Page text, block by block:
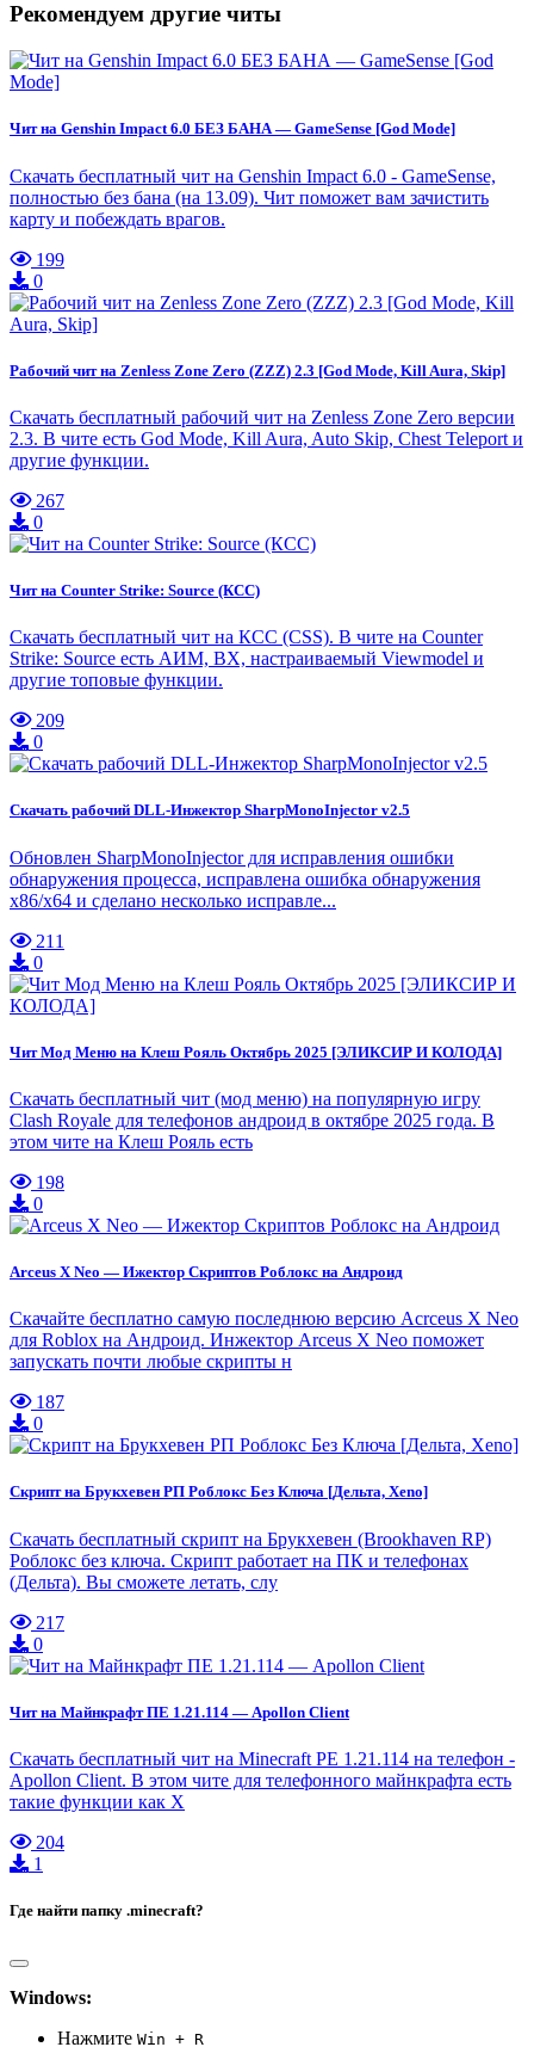
Рекомендуем другие читы
Чит на Genshin Impact 6.0 БЕЗ БАНА — GameSense [God Mode]
Скачать бесплатный чит на Genshin Impact 6.0 - GameSense,
полностью без бана (на 13.09). Чит поможет вам зачистить
карту и побеждать врагов.
199
0
Рабочий чит на Zenless Zone Zero (ZZZ) 2.3 [God Mode, Kill Aura, Skip]
Скачать бесплатный рабочий чит на Zenless Zone Zero версии
2.3. В чите есть God Mode, Kill Aura, Auto Skip, Chest Teleport и
другие функции.
267
0
Чит на Counter Strike: Source (КСС)
Скачать бесплатный чит на КСС (CSS). В чите на Counter
Strike: Source есть АИМ, ВХ, настраиваемый Viewmodel и
другие топовые функции.
209
0
Скачать рабочий DLL-Инжектор SharpMonoInjector v2.5
Обновлен SharpMonoInjector для исправления ошибки
обнаружения процесса, исправлена ​​ошибка обнаружения
x86/x64 и сделано несколько исправле...
211
0
Чит Мод Меню на Клеш Рояль Октябрь 2025 [ЭЛИКСИР И КОЛОДА]
Скачать бесплатный чит (мод меню) на популярную игру
Clash Royale для телефонов андроид в октябре 2025 года. В
этом чите на Клеш Рояль есть
198
0
Arceus X Neo — Ижектор Скриптов Роблокс на Андроид
Скачайте бесплатно самую последнюю версию Acrceus X Neo
для Roblox на Андроид. Инжектор Arceus X Neo поможет
запускать почти любые скрипты н
187
0
Скрипт на Брукхевен РП Роблокс Без Ключа [Дельта, Xeno]
Скачать бесплатный скрипт на Брукхевен (Brookhaven RP)
Роблокс без ключа. Скрипт работает на ПК и телефонах
(Дельта). Вы сможете летать, слу
217
0
Чит на Майнкрафт ПЕ 1.21.114 — Apollon Client
Скачать бесплатный чит на Minecraft PE 1.21.114 на телефон -
Apollon Client. В этом чите для телефонного майнкрафта есть
такие функции как X
204
1
Где найти папку .minecraft?
Windows:
Нажмите Win + R